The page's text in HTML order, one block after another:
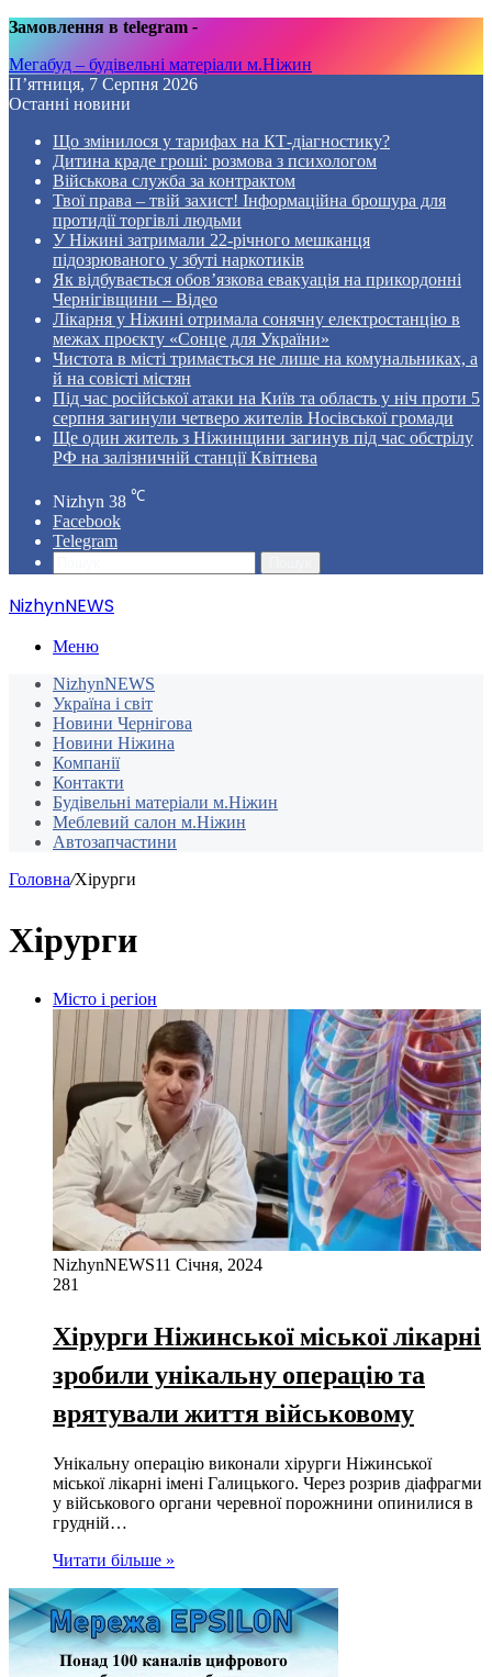
Замовлення в telegram -
Мегабуд – будівельні матеріали м.Ніжин
П’ятниця, 7 Серпня 2026
Останні новини
Що змінилося у тарифах на КТ-діагностику?
Дитина краде гроші: розмова з психологом
Військова служба за контрактом
Твої права – твій захист! Інформаційна брошура для
протидії торгівлі людьми
У Ніжині затримали 22-річного мешканця
підозрюваного у збуті наркотиків
Як відбувається обов’язкова евакуація на прикордонні
Чернігівщини – Відео
Лікарня у Ніжині отримала сонячну електростанцію в
межах проєкту «Сонце для України»
Чистота в місті тримається не лише на комунальниках, а
й на совісті містян
Під час російської атаки на Київ та область у ніч проти 5
серпня загинули четверо жителів Носівської громади
Ще один житель з Ніжинщини загинув під час обстрілу
РФ на залізничній станції Квітнева
Nizhyn 38 ℃
Facebook
Telegram
NizhynNEWS
Меню
NizhynNEWS
Україна і світ
Новини Чернігова
Новини Ніжина
Компанії
Контакти
Будівельні матеріали м.Ніжин
Меблевий салон м.Ніжин
Автозапчастини
Головна/Хірурги
Хірурги
Місто і регіон
NizhynNEWS11 Січня, 2024
281
Хірурги Ніжинської міської лікарні
зробили унікальну операцію та
врятували життя військовому
Унікальну операцію виконали хірурги Ніжинської
міської лікарні імені Галицького. Через розрив діафрагми
у військового органи черевної порожнини опинилися в
грудній…
Читати більше »